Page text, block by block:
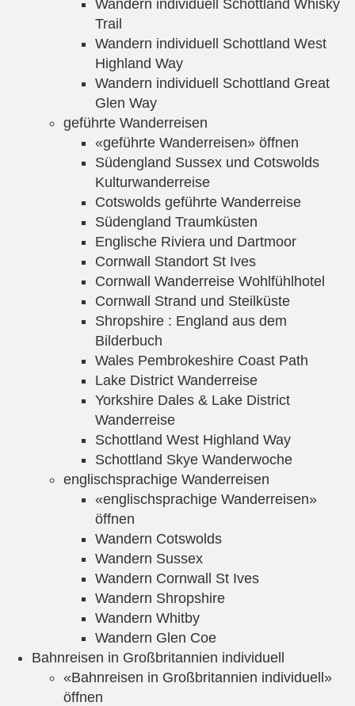
Wandern individuell Schottland Whisky
Trail
Wandern individuell Schottland West
Highland Way
Wandern individuell Schottland Great
Glen Way
geführte Wanderreisen
«geführte Wanderreisen» öffnen
Südengland Sussex und Cotswolds
Kulturwanderreise
Cotswolds geführte Wanderreise
Südengland Traumküsten
Englische Riviera und Dartmoor
Cornwall Standort St Ives
Cornwall Wanderreise Wohlfühlhotel
Cornwall Strand und Steilküste
Shropshire : England aus dem
Bilderbuch
Wales Pembrokeshire Coast Path
Lake District Wanderreise
Yorkshire Dales & Lake District
Wanderreise
Schottland West Highland Way
Schottland Skye Wanderwoche
englischsprachige Wanderreisen
«englischsprachige Wanderreisen»
öffnen
Wandern Cotswolds
Wandern Sussex
Wandern Cornwall St Ives
Wandern Shropshire
Wandern Whitby
Wandern Glen Coe
Bahnreisen in Großbritannien individuell
«Bahnreisen in Großbritannien individuell»
öffnen